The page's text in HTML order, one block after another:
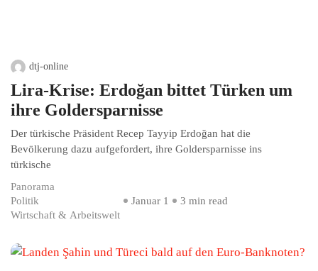
dtj-online
Lira-Krise: Erdoğan bittet Türken um
ihre Goldersparnisse
Der türkische Präsident Recep Tayyip Erdoğan hat die
Bevölkerung dazu aufgefordert, ihre Goldersparnisse ins
türkische
Panorama
Politik
Wirtschaft & Arbeitswelt
Januar 1 3 min read